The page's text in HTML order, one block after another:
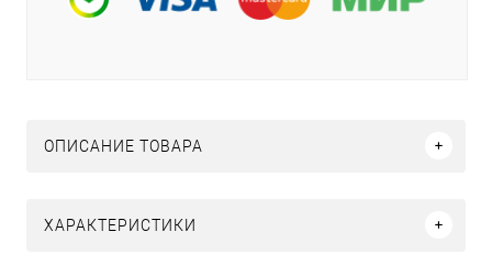
ОПИСАНИЕ ТОВАРА
ХАРАКТЕРИСТИКИ